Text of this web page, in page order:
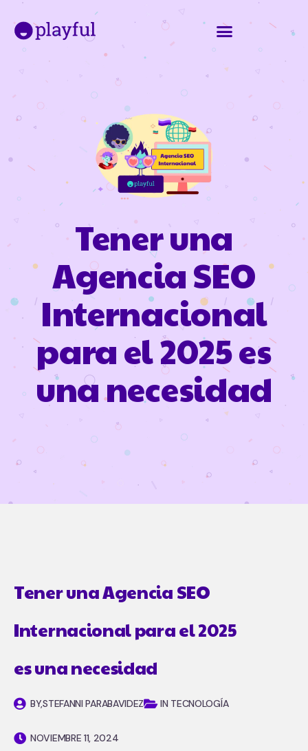
Tener una
Agencia SEO
Internacional
para el 2025 es
una necesidad
Tener una Agencia SEO
Internacional para el 2025
es una necesidad
BY,STEFANNI PARABAVIDEZ IN TECNOLOGÍA
NOVIEMBRE 11, 2024